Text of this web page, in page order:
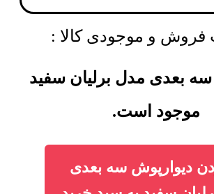
و موجودی کالا :
بعدی مدل برلیان سفید
موجود است.
دیوارپوش سه بعدی